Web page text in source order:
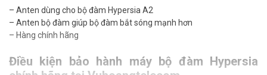
– Anten dùng cho bộ đàm Hypersia A2
– Anten bộ đàm giúp bộ đàm bắt sóng mạnh hơn
– Hàng chính hãng
Điều kiện bảo hành máy bộ đàm Hypersia